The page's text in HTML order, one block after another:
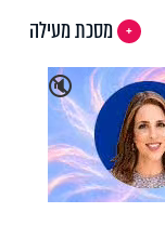
מסכת מעילה
🔇